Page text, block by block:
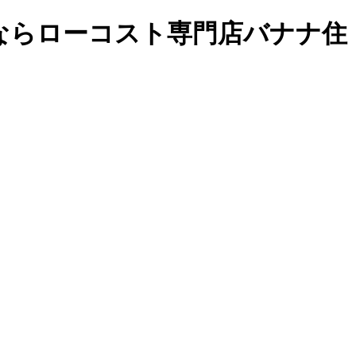
らローコスト専門店バナナ住